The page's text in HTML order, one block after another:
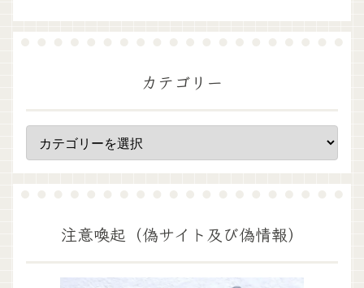
カテゴリー
注意喚起（偽サイト及び偽情報）